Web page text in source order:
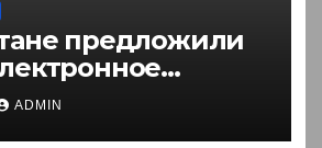
предложили
на въезд для
ADMIN